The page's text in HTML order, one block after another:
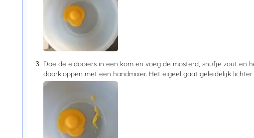
Doe de eidooiers in een kom en voeg de mosterd, snufje zout en
doorkloppen met een handmixer. Het eigeel gaat geleidelijk